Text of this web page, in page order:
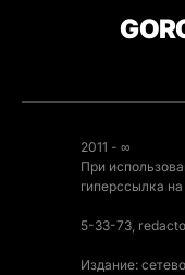
2011 - ∞
При
гиперссылка
5-33-73,
Издание: